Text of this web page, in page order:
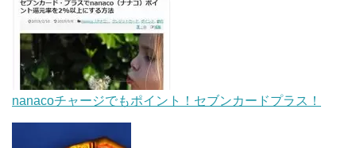
nanacoチャージでもポイント！セブンカードプラス！